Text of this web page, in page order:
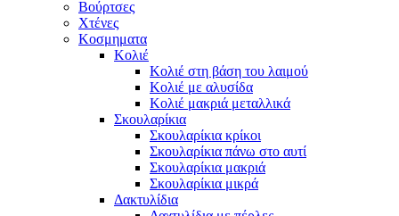
Βούρτσες
Χτένες
Κοσμηματα
Κολιέ
Κολιέ στη βάση του λαιμού
Κολιέ με αλυσίδα
Κολιέ μακριά μεταλλικά
Σκουλαρίκια
Σκουλαρίκια κρίκοι
Σκουλαρίκια πάνω στο αυτί
Σκουλαρίκια μακριά
Σκουλαρίκια μικρά
Δακτυλίδια